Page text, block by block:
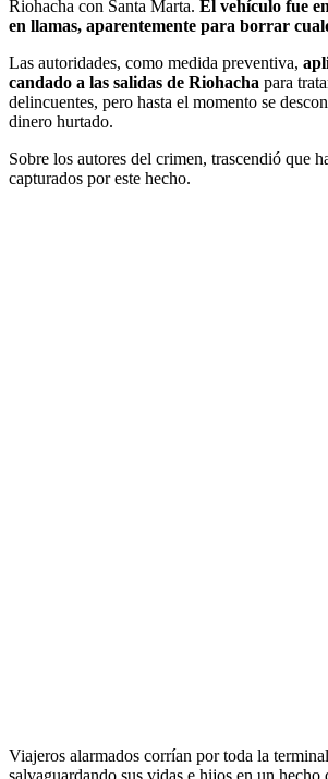
Riohacha con Santa Marta. El vehículo fue
en llamas, aparentemente para borrar
Las autoridades, como medida preventiva,
candado a las salidas de Riohacha para
delincuentes, pero hasta el momento se
dinero hurtado.
Sobre los autores del crimen, trascendió que
capturados por este hecho.
Viajeros alarmados corrían por toda la
salvaguardando sus vidas e hijos en un